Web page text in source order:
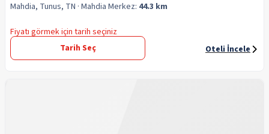
Mahdia, Tunus, TN · Mahdia Merkez: 44.3 km
Fiyatı görmek için tarih seçiniz
Tarih Seç
Oteli İncele